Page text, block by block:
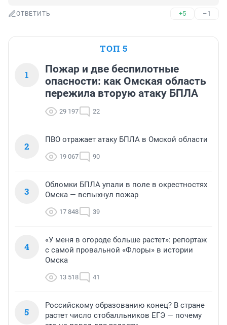
ОТВЕТИТЬ +5 –1
ТОП 5
1
Пожар и две беспилотные
опасности: как Омская область
пережила вторую атаку БПЛА
29 197 22
2
ПВО отражает атаку БПЛА в Омской области
19 067 90
3
Обломки БПЛА упали в поле в окрестностях
Омска — вспыхнул пожар
17 848 39
4
«У меня в огороде больше растет»: репортаж
с самой провальной «Флоры» в истории
Омска
13 518 41
5
Российскому образованию конец? В стране
растет число стобалльников ЕГЭ — почему